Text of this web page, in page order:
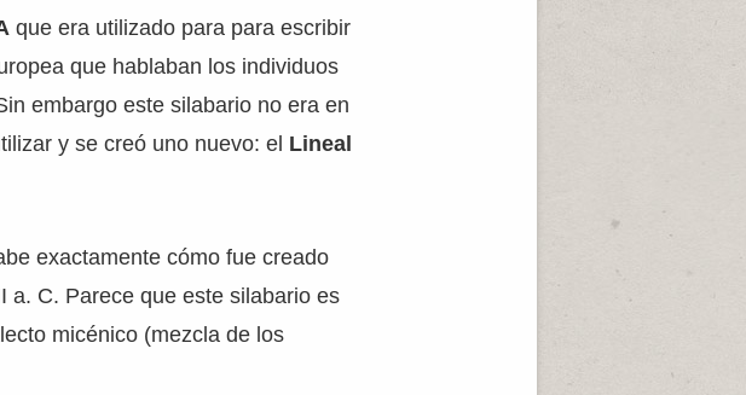
que era utilizado para para escribir
que hablaban los individuos
embargo este silabario no era en
y se creó uno nuevo: el Lineal
exactamente cómo fue creado
a. C. Parece que este silabario es
micénico (mezcla de los